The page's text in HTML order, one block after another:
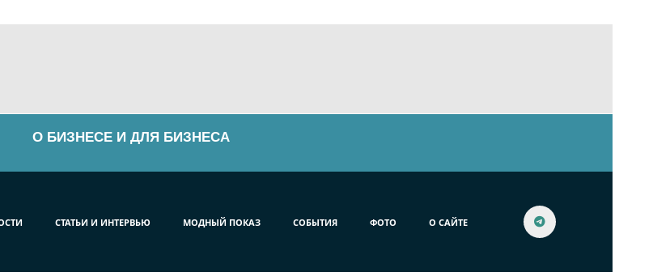
О БИЗНЕСЕ И ДЛЯ БИЗНЕСА
СТАТЬИ И ИНТЕРВЬЮ МОДНЫЙ ПОКАЗ СОБЫТИЯ ФОТО О САЙТЕ